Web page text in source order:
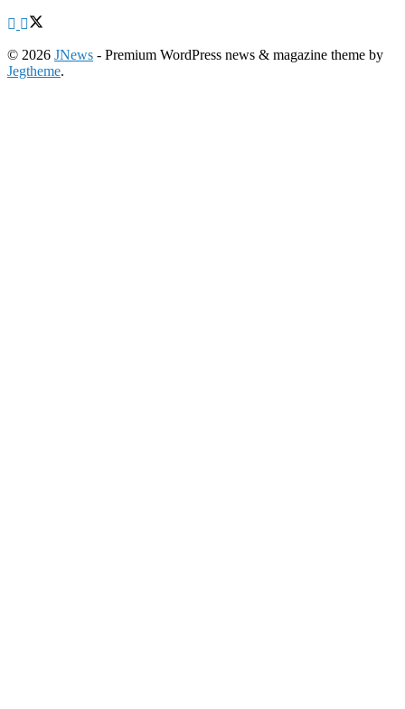
© 2026 JNews - Premium WordPress news & magazine theme by
Jegtheme.